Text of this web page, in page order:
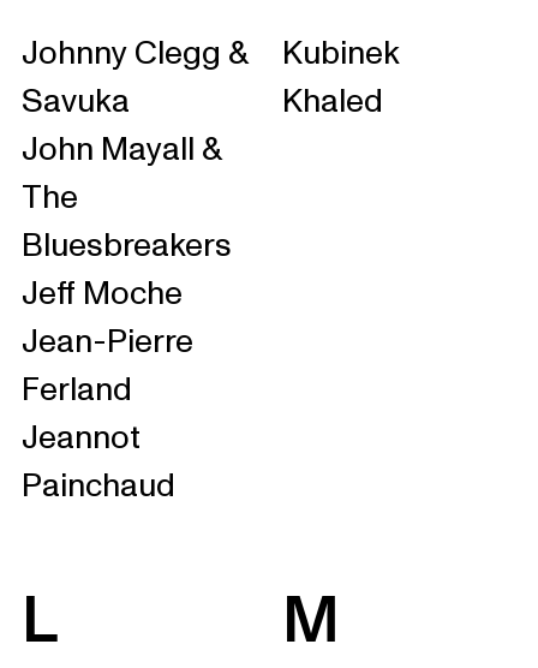
Johnny Clegg &
Savuka
John Mayall &
The
Bluesbreakers
Jeff Moche
Jean-Pierre
Ferland
Jeannot
Painchaud
Kubinek
Khaled
L M